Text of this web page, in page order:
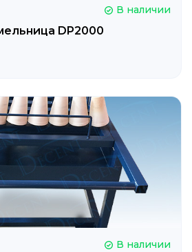
В наличии
DP2000
В наличии